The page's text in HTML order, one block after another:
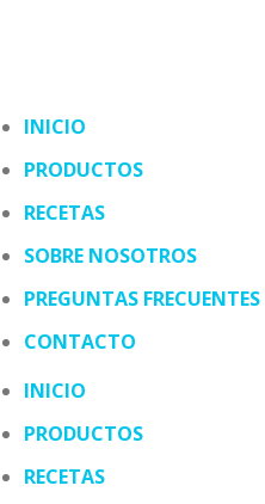
INICIO
PRODUCTOS
RECETAS
SOBRE NOSOTROS
PREGUNTAS FRECUENTES
CONTACTO
INICIO
PRODUCTOS
RECETAS